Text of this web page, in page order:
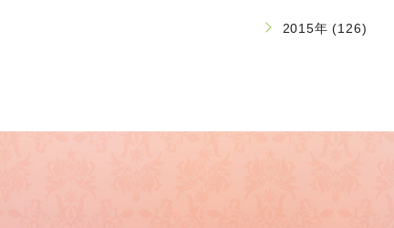
2015年 (126)